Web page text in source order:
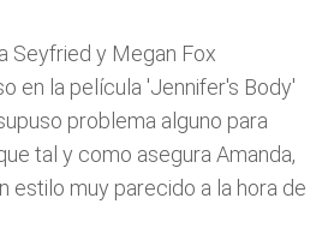
Seyfried y Megan Fox
en la película 'Jennifer's Body'
problema alguno para
tal y como asegura Amanda,
estilo muy parecido a la hora de